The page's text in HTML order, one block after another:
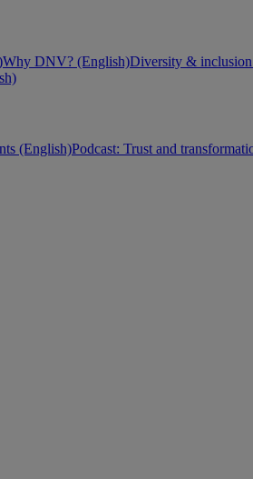
Why DNV? (English)Diversity &
(English)Podcast: Trust and